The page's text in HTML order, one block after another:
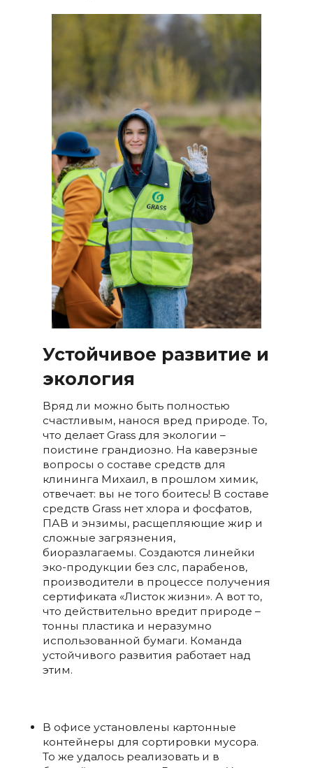
Устойчивое развитие и
экология
Вряд ли можно быть полностью
счастливым, нанося вред природе. То,
что делает Grass для экологии –
поистине грандиозно. На каверзные
вопросы о составе средств для
клининга Михаил, в прошлом химик,
отвечает: вы не того боитесь! В составе
средств Grass нет хлора и фосфатов,
ПАВ и энзимы, расщепляющие жир и
сложные загрязнения,
биоразлагаемы. Создаются линейки
эко-продукции без слс, парабенов,
производители в процессе получения
сертификата «Листок жизни». А вот то,
что действительно вредит природе –
тонны пластика и неразумно
использованной бумаги. Команда
устойчивого развития работает над
этим.
В офисе установлены картонные
контейнеры для сортировки мусора.
То же удалось реализовать и в